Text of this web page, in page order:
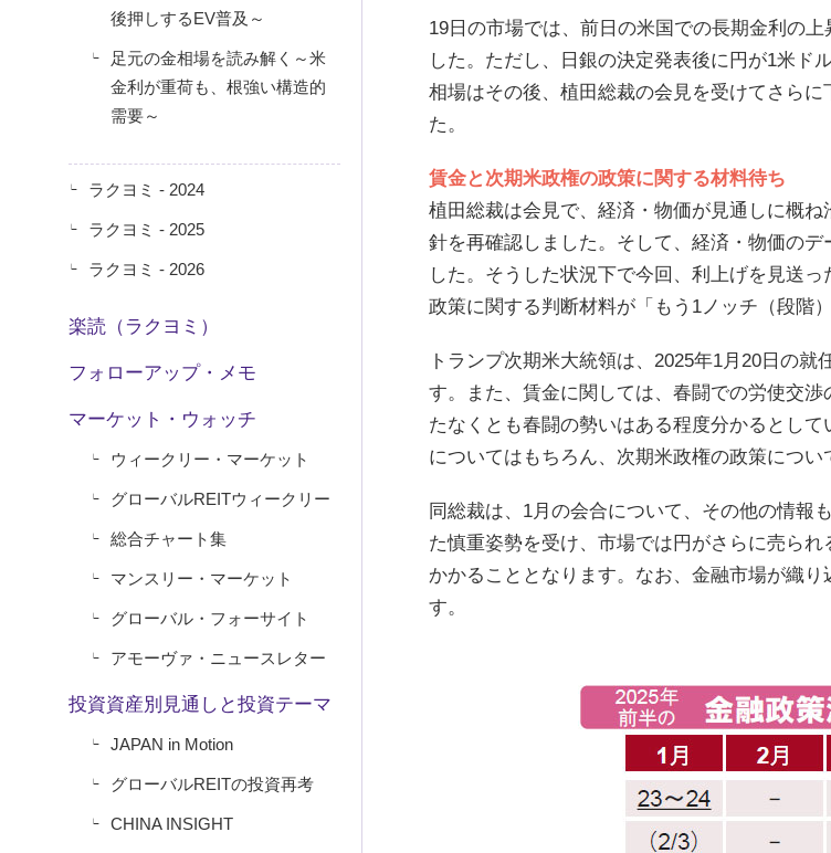
後押しするEV普及～
足元の金相場を読み解く～米
金利が重荷も、根強い構造的
需要～
ラクヨミ - 2024
ラクヨミ - 2025
ラクヨミ - 2026
楽読（ラクヨミ）
フォローアップ・メモ
マーケット・ウォッチ
ウィークリー・マーケット
グローバルREITウィークリー
総合チャート集
マンスリー・マーケット
グローバル・フォーサイト
アモーヴァ・ニュースレター
投資資産別見通しと投資テーマ
JAPAN in Motion
グローバルREITの投資再考
CHINA INSIGHT
19日の市場では、前日の米国での長期金利の
した。ただし、日銀の決定発表後に円が1米ド
相場はその後、植田総裁の会見を受けてさら
た。
賃金と次期米政権の政策に関する材料待ち
植田総裁は会見で、経済・物価が見通しに概
針を再確認しました。そして、経済・物価の
した。そうした状況下で今回、利上げを見送
政策に関する判断材料が「もう1ノッチ（段階
トランプ次期米大統領は、2025年1月20日の
す。また、賃金に関しては、春闘での労使交
たなくとも春闘の勢いはある程度分かるとし
についてはもちろん、次期米政権の政策につ
同総裁は、1月の会合について、その他の情報
た慎重姿勢を受け、市場では円がさらに売ら
かかることとなります。なお、金融市場が織
す。